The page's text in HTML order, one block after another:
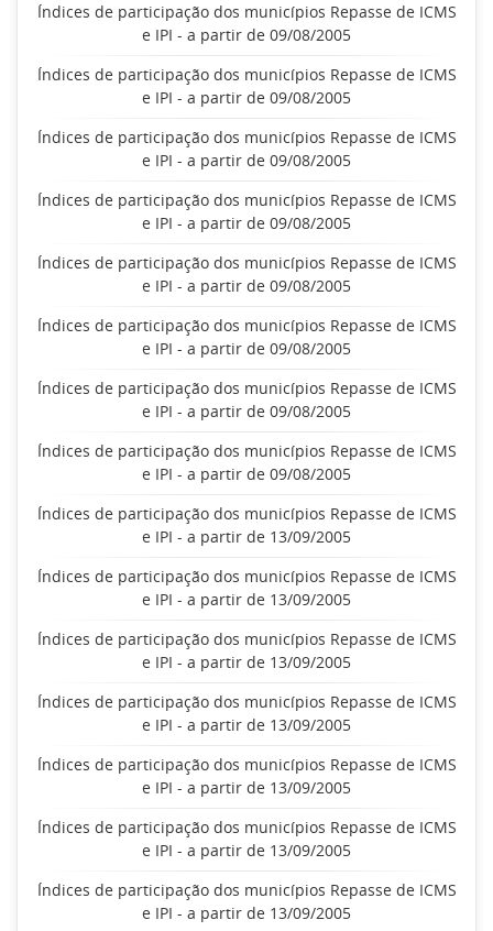
Índices de participação dos municípios Repasse de ICMS
e IPI - a partir de 09/08/2005
Índices de participação dos municípios Repasse de ICMS
e IPI - a partir de 09/08/2005
Índices de participação dos municípios Repasse de ICMS
e IPI - a partir de 09/08/2005
Índices de participação dos municípios Repasse de ICMS
e IPI - a partir de 09/08/2005
Índices de participação dos municípios Repasse de ICMS
e IPI - a partir de 09/08/2005
Índices de participação dos municípios Repasse de ICMS
e IPI - a partir de 09/08/2005
Índices de participação dos municípios Repasse de ICMS
e IPI - a partir de 09/08/2005
Índices de participação dos municípios Repasse de ICMS
e IPI - a partir de 09/08/2005
Índices de participação dos municípios Repasse de ICMS
e IPI - a partir de 13/09/2005
Índices de participação dos municípios Repasse de ICMS
e IPI - a partir de 13/09/2005
Índices de participação dos municípios Repasse de ICMS
e IPI - a partir de 13/09/2005
Índices de participação dos municípios Repasse de ICMS
e IPI - a partir de 13/09/2005
Índices de participação dos municípios Repasse de ICMS
e IPI - a partir de 13/09/2005
Índices de participação dos municípios Repasse de ICMS
e IPI - a partir de 13/09/2005
Índices de participação dos municípios Repasse de ICMS
e IPI - a partir de 13/09/2005